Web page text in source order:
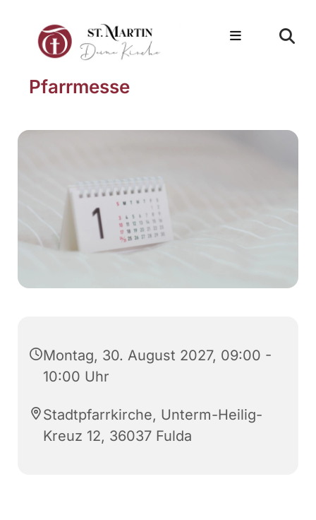
Pfarrmesse
Montag, 30. August 2027, 09:00 -
10:00 Uhr
Stadtpfarrkirche, Unterm-Heilig-
Kreuz 12, 36037 Fulda